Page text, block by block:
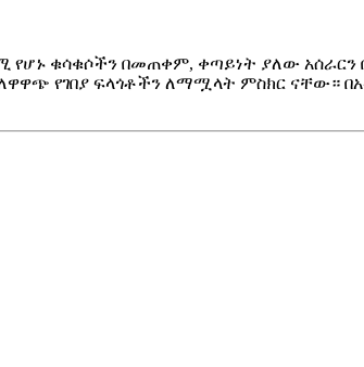
ቁሳቁሶችን በመጠቀም, ቀጣይነት ያለው
የገበያ ፍላጎቶችን ለማሟላት ምስክር ናቸው።